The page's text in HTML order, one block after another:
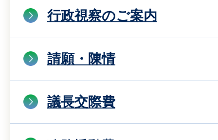
行政視察のご案内
請願・陳情
議長交際費